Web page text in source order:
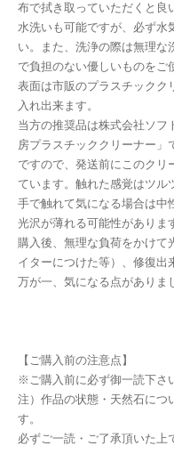
布で拭き取っていただくと良
水洗いも可能ですが、必ず水
い。また、洗浄の際は無理な
で負担のない優しいものをご
表面は市販のプラスチックク
入れ出来ます。
当方の推奨品は株式会社ソフ
房プラスチッククリーナー」
ですので、発送前にこのクリ
ています。触れた感覚はツル
手で触れて気になる場合は中
光沢が薄れる可能性がありま
購入後、無理な負荷をかけて
イターにつけた等）、修復出
万が一、気になる点がありま
【ご購入前の注意点】
※ご購入前に必ず御一読下さ
注）作品の状態・天然石につ
す。
必ずご一読・ご了承頂いた上